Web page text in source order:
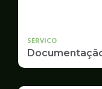
SERVICO